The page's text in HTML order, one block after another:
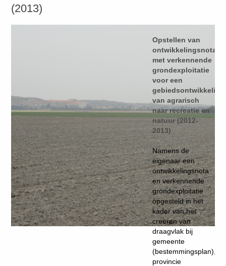
(2013)
Opstellen van
ontwikkelingsnota
met verkennende
grondexploitatie
voor een
van agrarisch
naar recreatie en
natuur (2012-
2013)
Namens de
eigenaar een
ontwikkelingsnota
en verkennende
grondexploitatie
opgesteld in het
kader van het
creëren van
draagvlak bij
gemeente
(bestemmingsplan),
provincie